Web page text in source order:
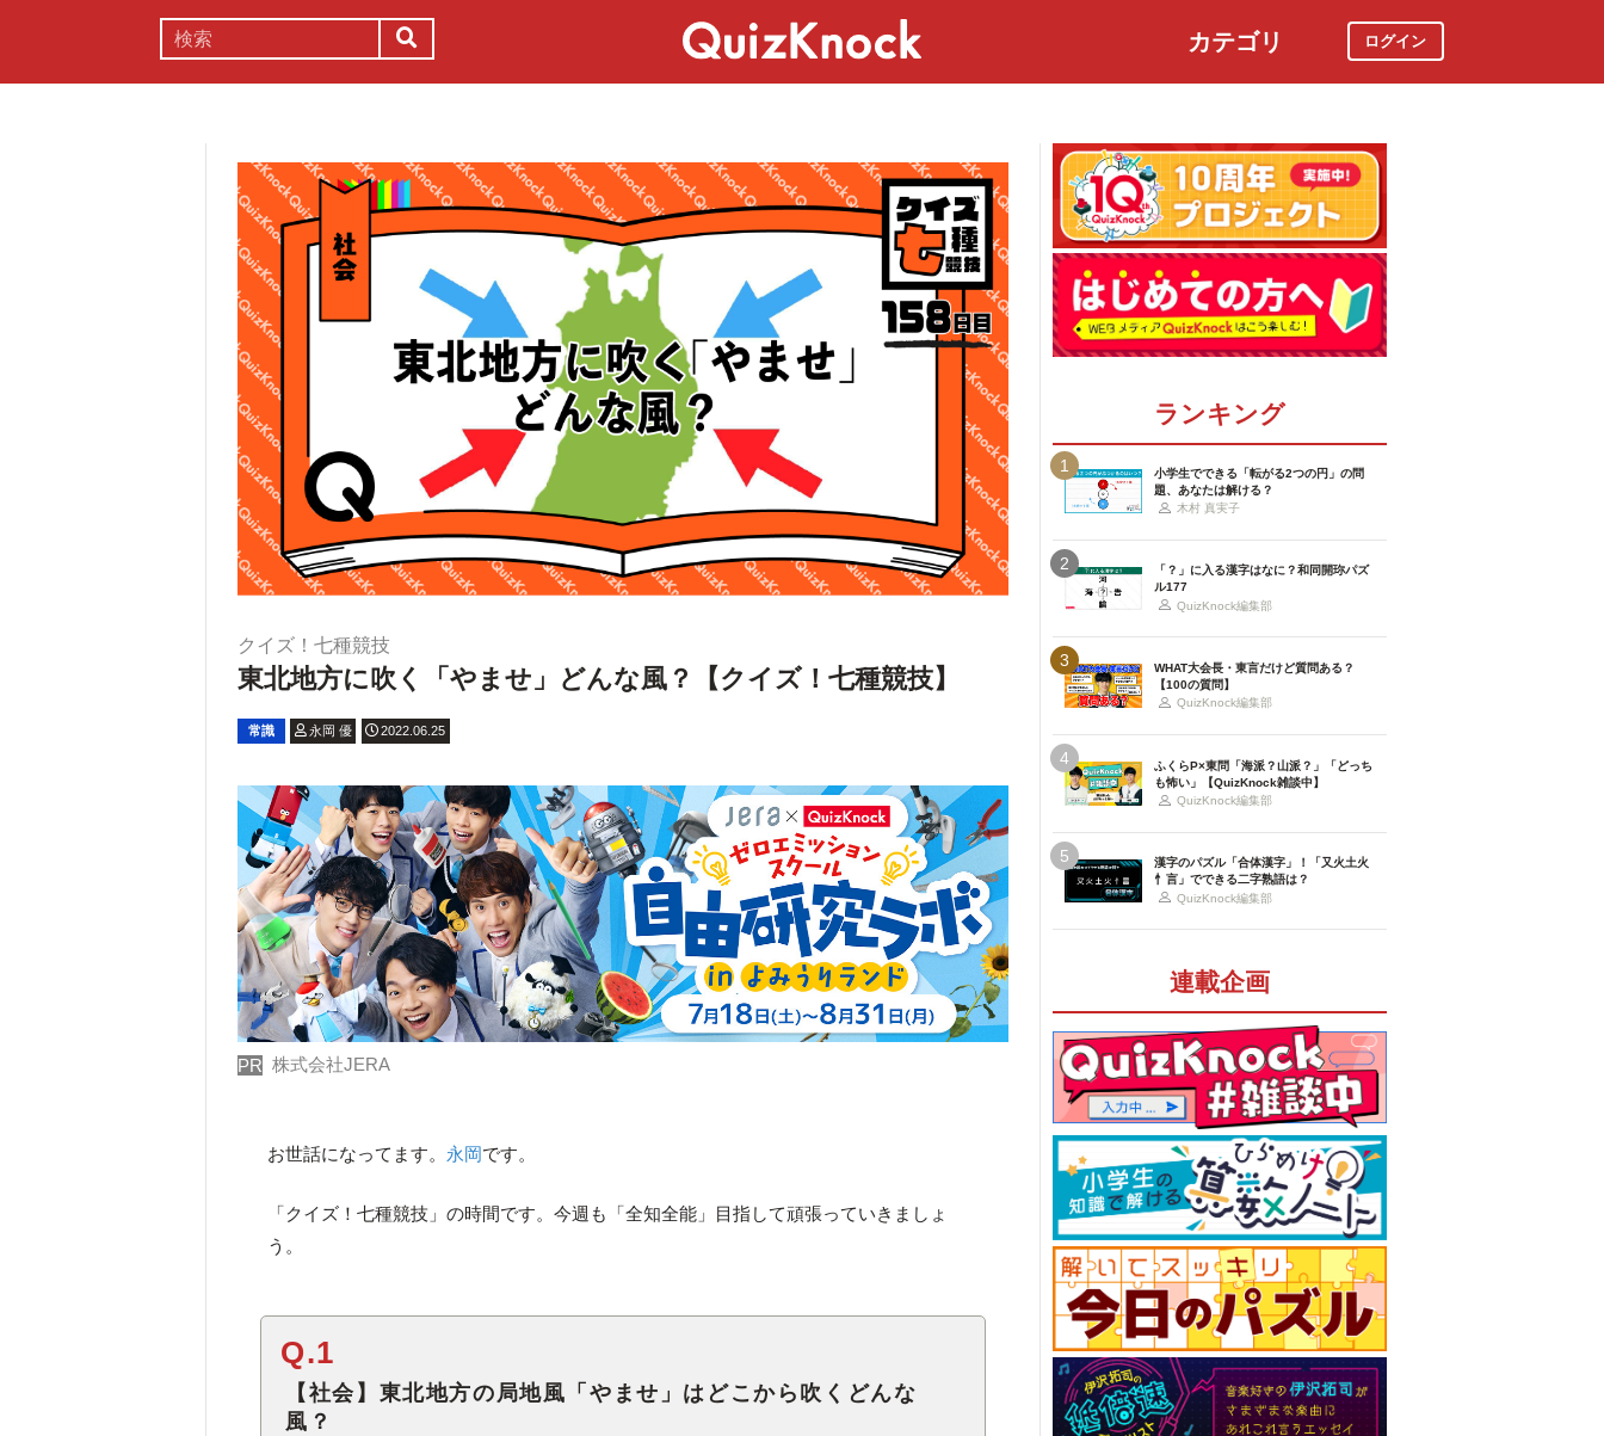
カテゴリ ログイン
クイズ！七種競技
東北地方に吹く「やませ」どんな風？【クイズ！七種競技】
常識 永岡 優 2022.06.25
PR 株式会社JERA
お世話になってます。 永岡です。
「クイズ！七種競技」の時間です。今週も「全知全能」目指して頑張っていきましょ
う。
Q.1
【社会】東北地方の局地風「やませ」はどこから吹くどんな
風？
ランキング
1
小学生でできる「転がる2つの円」の問
題、あなたは解ける？
木村 真実子
2
「？」に入る漢字はなに？和同開珎パズ
ル177
QuizKnock編集部
3
WHAT大会長・東言だけど質問ある？
【100の質問】
QuizKnock編集部
4
ふくらP×東問「海派？山派？」「どっち
も怖い」【QuizKnock雑談中】
QuizKnock編集部
5
漢字のパズル「合体漢字」！「又火土火
忄言」でできる二字熟語は？
QuizKnock編集部
連載企画